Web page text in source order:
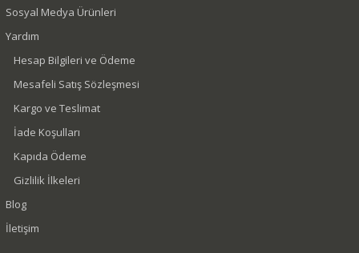
Sosyal Medya Ürünleri
Yardım
Hesap Bilgileri ve Ödeme
Mesafeli Satış Sözleşmesi
Kargo ve Teslimat
İade Koşulları
Kapıda Ödeme
Gizlilik İlkeleri
Blog
İletişim